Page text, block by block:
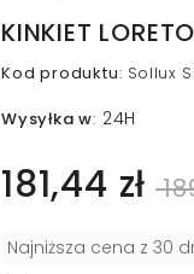
KINKIET
Kod produktu: Sollux
Wysyłka w: 24H
181,44 zł
Najniższa cena z 30